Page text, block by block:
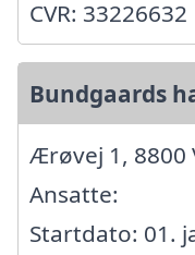
CVR: 33226632
Bundgaards
Ærøvej 1, 8800
Ansatte:
Startdato: 01.